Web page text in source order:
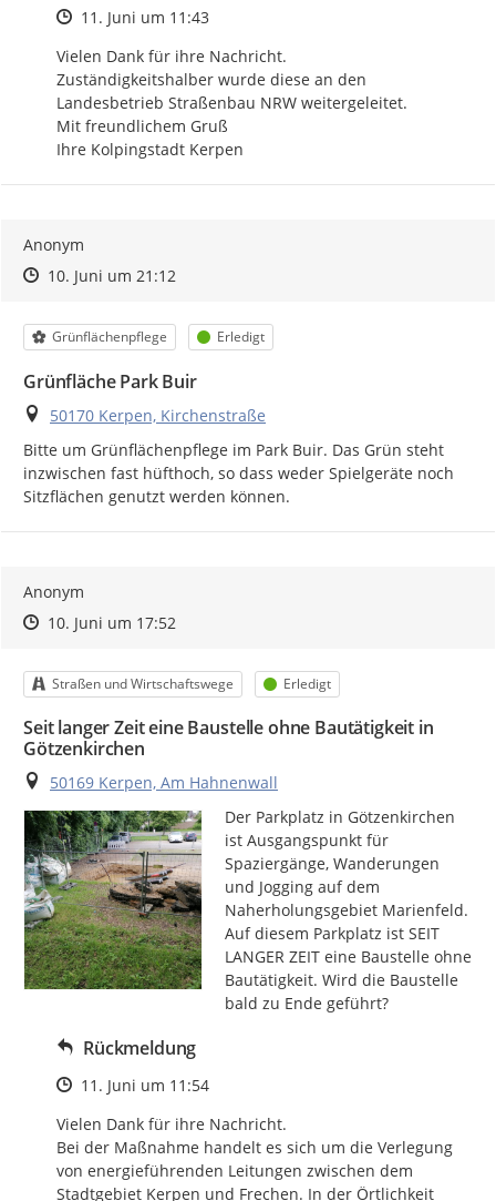
Zeitpunkt des Erstellens
11. Juni um 11:43
Vielen Dank für ihre Nachricht.
Zuständigkeitshalber wurde diese an den
Landesbetrieb Straßenbau NRW weitergeleitet.
Mit freundlichem Gruß
Ihre Kolpingstadt Kerpen
Anonym
Zeitpunkt des Erstellens
Zeitpunkt des Erstellens
10. Juni um 21:12Zur Äußerung
Kategorie
Grünflächenpflege Status
Erledigt
Grünfläche Park Buir
Ort
50170 Kerpen, Kirchenstraße
Bitte um Grünflächenpflege im Park Buir. Das Grün steht
inzwischen fast hüfthoch, so dass weder Spielgeräte noch
Sitzflächen genutzt werden können.
Anonym
Zeitpunkt des Erstellens
Zeitpunkt des Erstellens
10. Juni um 17:52Zur Äußerung
Kategorie
Straßen und Wirtschaftswege Status
Erledigt
Seit langer Zeit eine Baustelle ohne Bautätigkeit in
Götzenkirchen
Ort
50169 Kerpen, Am Hahnenwall
Der Parkplatz in Götzenkirchen
ist Ausgangspunkt für
Spaziergänge, Wanderungen
und Jogging auf dem
Naherholungsgebiet Marienfeld.
Auf diesem Parkplatz ist SEIT
LANGER ZEIT eine Baustelle ohne
Bautätigkeit. Wird die Baustelle
bald zu Ende geführt?
Rückmeldung
Zeitpunkt des Erstellens
11. Juni um 11:54
Vielen Dank für ihre Nachricht.
Bei der Maßnahme handelt es sich um die Verlegung
von energieführenden Leitungen zwischen dem
Stadtgebiet Kerpen und Frechen. In der Örtlichkeit